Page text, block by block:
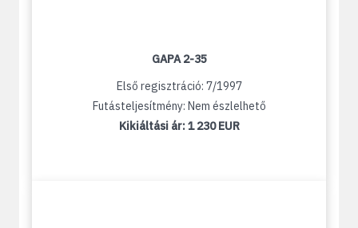
GAPA 2-35
Első regisztráció: 7/1997
Futásteljesítmény: Nem észlelhető
Kikiáltási ár:1 230 EUR